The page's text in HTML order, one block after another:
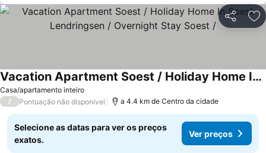
Partilhar
Casa/apartamento inteiro
Vacation Apartment Soest / Holiday Home In Soest Lendringsen / Overnight Stay Soest /
/ Pontuação não disponível a 4.4 km de Centro da cidade
Selecione as datas para ver os preços
exatos.
Ver preços